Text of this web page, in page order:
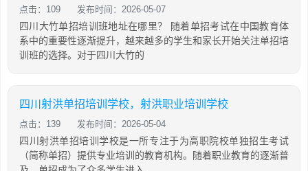
点击：109 发布时间：2026-05-07
四川大竹单招培训班地址在哪里？ 随着单招考试在中国教育体
系中的重要性逐渐提升，越来越多的学生和家长开始关注单招培
训班的选择。对于四川大竹的
四川射洪单招培训学校，射洪职业培训学校
点击：139 发布时间：2026-05-04
四川射洪单招培训学校是一所专注于为高职院校单独招生考试
（简称单招）提供专业培训的教育机构。随着职业教育的逐渐普